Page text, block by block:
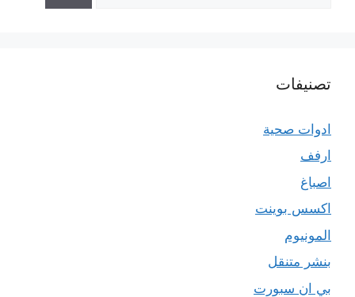
تصنيفات
ادوات صحية
ارفف
اصباغ
اكسس بوينت
المونيوم
بنشر متنقل
بي ان سبورت